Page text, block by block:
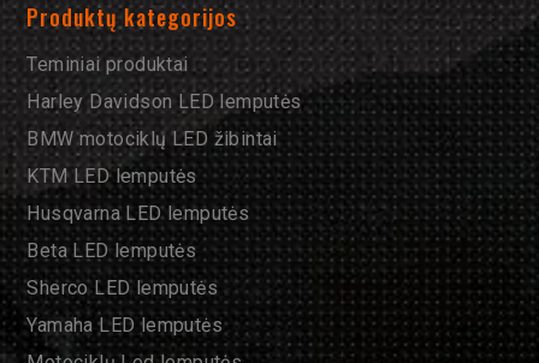
Produktų kategorijos
Teminiai produktai
Harley Davidson LED lemputės
BMW motociklų LED žibintai
KTM LED lemputės
Husqvarna LED lemputės
Beta LED lemputės
Sherco LED lemputės
Yamaha LED lemputės